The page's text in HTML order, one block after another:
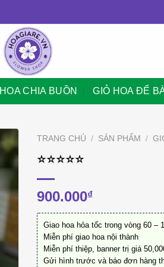
HOA CHIA BUỒN GIỎ HOA ĐỂ
TRANG CHỦ / SẢN PHẨM /
⭐︎⭐︎⭐︎⭐︎⭐︎
900.000₫
Giao hoa hỏa tốc trong vòng 60 –
Miễn phí giao hoa nội thành
Miễn phí thiệp, banner trị giá
Gửi hình trước và báo đơn hàng